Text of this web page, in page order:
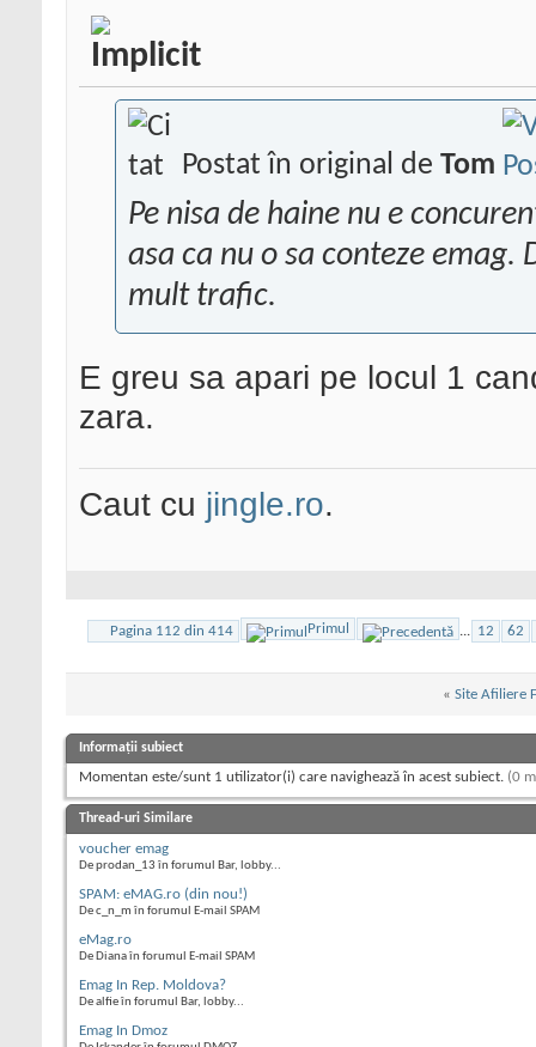
Postat în original de Tom
Pe nisa de haine nu e
asa ca nu o sa conteze emag.
mult trafic.
E greu sa apari pe locul 1
zara.
Caut cu jingle.ro.
Pagina 112 din 414 Primul ... 12 62
« Site Afiliere
Informații subiect
Momentan este/sunt 1 utilizator(i) care navighează în acest subiect. (0
Thread-uri Similare
voucher emag
De prodan_13 în forumul Bar, lobby...
SPAM: eMAG.ro (din nou!)
De c_n_m în forumul E-mail SPAM
eMag.ro
De Diana în forumul E-mail SPAM
Emag In Rep. Moldova?
De alfie în forumul Bar, lobby...
Emag In Dmoz